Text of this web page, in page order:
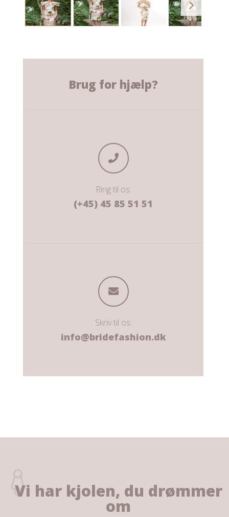
Brug for hjælp?
Ring til os:
(+45) 45 85 51 51
Skriv til os:
info@bridefashion.dk
Vi har kjolen, du drømmer
om